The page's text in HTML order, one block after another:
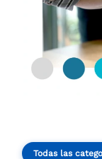
Todas las